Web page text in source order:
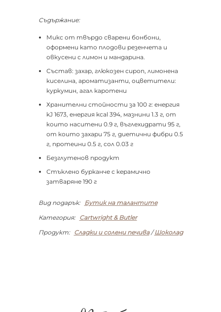
Съдържание:
Микс от твърдо сварени бонбони,
оформени като плодови резенчета и
овкусени с лимон и мандарина.
Състав: захар, глюкозен сироп, лимонена
киселина, ароматизанти, оцветители:
куркумин, агал каротени
Хранителни стойности за 100 г: енергия
kJ 1673, енергия kcal 394, мазнини 1.3 г, от
които наситени 0.9 г, въглехидрати 95 г,
от които захари 75 г, диетични фибри 0.5
г, протеини 0.5 г, сол 0.03 г
Безглутенов продукт
Стъклено бурканче с керамично
затваряне 190 г
Вид подарък:
Бутик на талантите
Категория:
Cartwright & Butler
Продукт:
Сладки и солени печива/Шоколад